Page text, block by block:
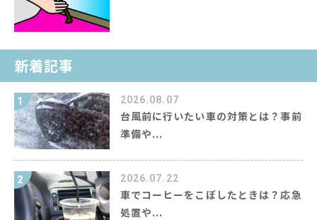
新着記事
1 2026.08.07
台風前に行いたい車の対策とは？事前
準備や...
2 2026.07.22
車でコーヒーをこぼしたときは？応急
処置や...